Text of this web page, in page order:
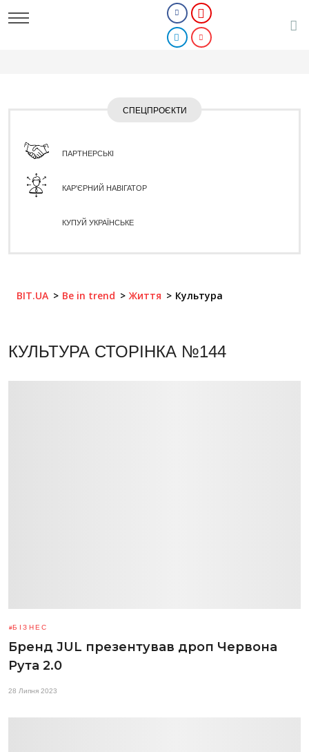
СПЕЦПРОЄКТИ
ПАРТНЕРСЬКІ
КАР'ЄРНИЙ НАВІГАТОР
КУПУЙ УКРАЇНСЬКЕ
BIT.UA Be in trend Життя Культура
КУЛЬТУРА СТОРІНКА №144
БІЗНЕС
Бренд JUL презентував дроп Червона
Рута 2.0
28 Липня 2023